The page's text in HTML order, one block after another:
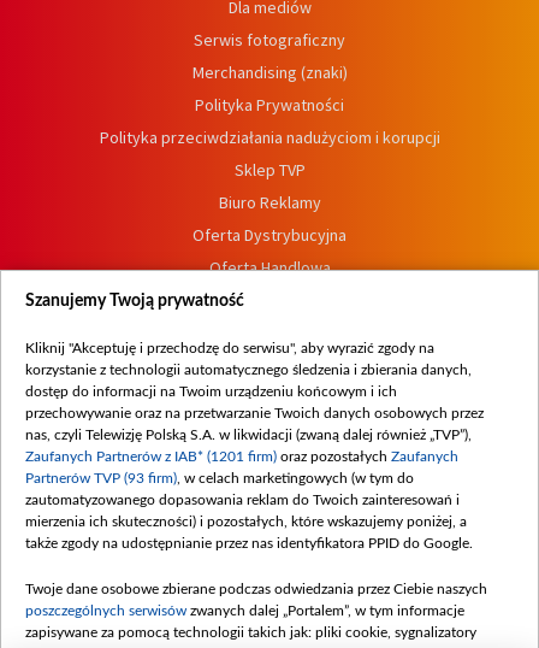
Dla mediów
Serwis fotograficzny
Merchandising (znaki)
Polityka Prywatności
Polityka przeciwdziałania nadużyciom i korupcji
Sklep TVP
Biuro Reklamy
Oferta Dystrybucyjna
Oferta Handlowa
Dostępność
Procedura zgłoszeń wewnętrznych
Szanujemy Twoją prywatność
Kliknij "Akceptuję i przechodzę do serwisu", aby wyrazić zgody na
korzystanie z technologii automatycznego śledzenia i zbierania danych,
dostęp do informacji na Twoim urządzeniu końcowym i ich
przechowywanie oraz na przetwarzanie Twoich danych osobowych przez
nas, czyli Telewizję Polską S.A. w likwidacji (zwaną dalej również „TVP”),
Zaufanych Partnerów z IAB* (1201 firm) oraz pozostałych Zaufanych
Partnerów TVP (93 firm) , w celach marketingowych (w tym do
zautomatyzowanego dopasowania reklam do Twoich zainteresowań i
mierzenia ich skuteczności) i pozostałych, które wskazujemy poniżej, a
także zgody na udostępnianie przez nas identyfikatora PPID do Google.
Twoje dane osobowe zbierane podczas odwiedzania przez Ciebie naszych
poszczególnych serwisów zwanych dalej „Portalem”, w tym informacje
zapisywane za pomocą technologii takich jak: pliki cookie, sygnalizatory